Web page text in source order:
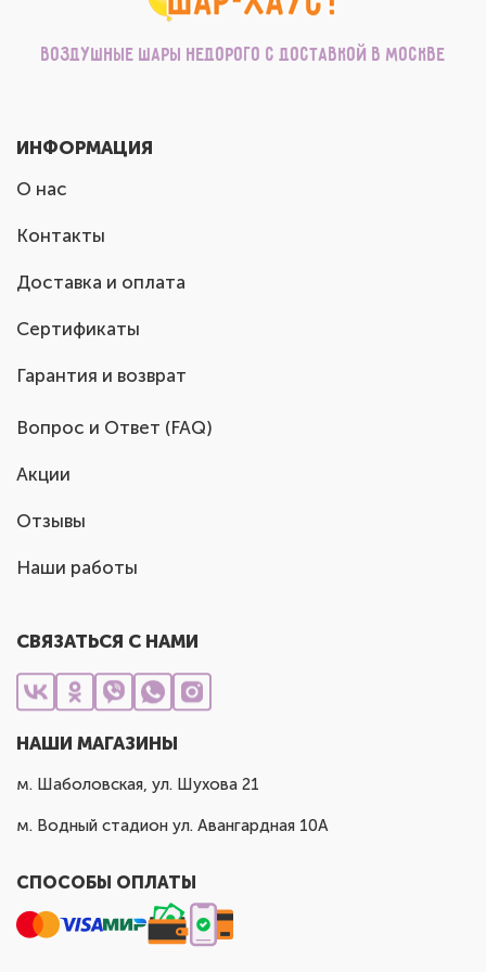
Воздушные шары недорого с доставкой в Москве
ИНФОРМАЦИЯ
О нас
Контакты
Доставка и оплата
Сертификаты
Гарантия и возврат
Вопрос и Ответ (FAQ)
Акции
Отзывы
Наши работы
СВЯЗАТЬСЯ С НАМИ
НАШИ МАГАЗИНЫ
м. Шаболовская, ул. Шухова 21
м. Водный стадион ул. Авангардная 10А
СПОСОБЫ ОПЛАТЫ